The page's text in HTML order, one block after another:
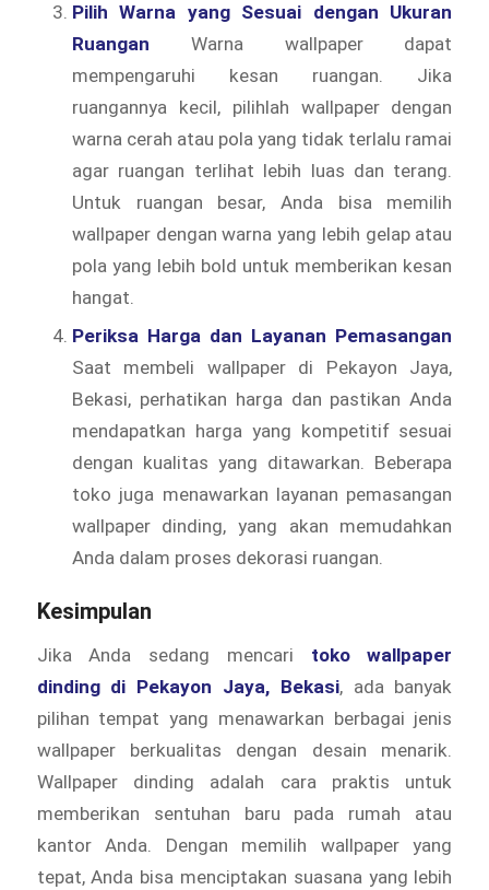
Pilih Warna yang Sesuai dengan Ukuran
Ruangan Warna wallpaper dapat
mempengaruhi kesan ruangan. Jika
ruangannya kecil, pilihlah wallpaper dengan
warna cerah atau pola yang tidak terlalu ramai
agar ruangan terlihat lebih luas dan terang.
Untuk ruangan besar, Anda bisa memilih
wallpaper dengan warna yang lebih gelap atau
pola yang lebih bold untuk memberikan kesan
hangat.
Periksa Harga dan Layanan Pemasangan
Saat membeli wallpaper di Pekayon Jaya,
Bekasi, perhatikan harga dan pastikan Anda
mendapatkan harga yang kompetitif sesuai
dengan kualitas yang ditawarkan. Beberapa
toko juga menawarkan layanan pemasangan
wallpaper dinding, yang akan memudahkan
Anda dalam proses dekorasi ruangan.
Kesimpulan
Jika Anda sedang mencari toko wallpaper
dinding di Pekayon Jaya, Bekasi, ada banyak
pilihan tempat yang menawarkan berbagai jenis
wallpaper berkualitas dengan desain menarik.
Wallpaper dinding adalah cara praktis untuk
memberikan sentuhan baru pada rumah atau
kantor Anda. Dengan memilih wallpaper yang
tepat, Anda bisa menciptakan suasana yang lebih